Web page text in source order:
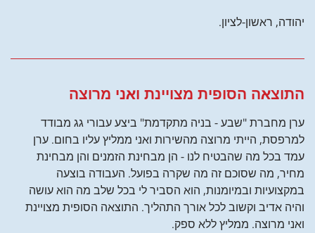
יהודה, ראשון-לציון.
התוצאה הסופית מצויינת ואני מרוצה
ערן מחברת "שבע - בניה מתקדמת" ביצע עבורי גג מבודד
למרפסת, הייתי מרוצה מהשירות ואני ממליץ עליו בחום. ערן
עמד בכל מה שהבטיח לנו - הן מבחינת הזמנים והן מבחינת
מחיר, מה שסוכם זה מה שקרה בפועל. העבודה בוצעה
במקצועיות ובמיומנות, הוא הסביר לי בכל שלב מה הוא עושה
והיה אדיב וקשוב לכל אורך התהליך. התוצאה הסופית מצויינת
ואני מרוצה. ממליץ ללא ספק.